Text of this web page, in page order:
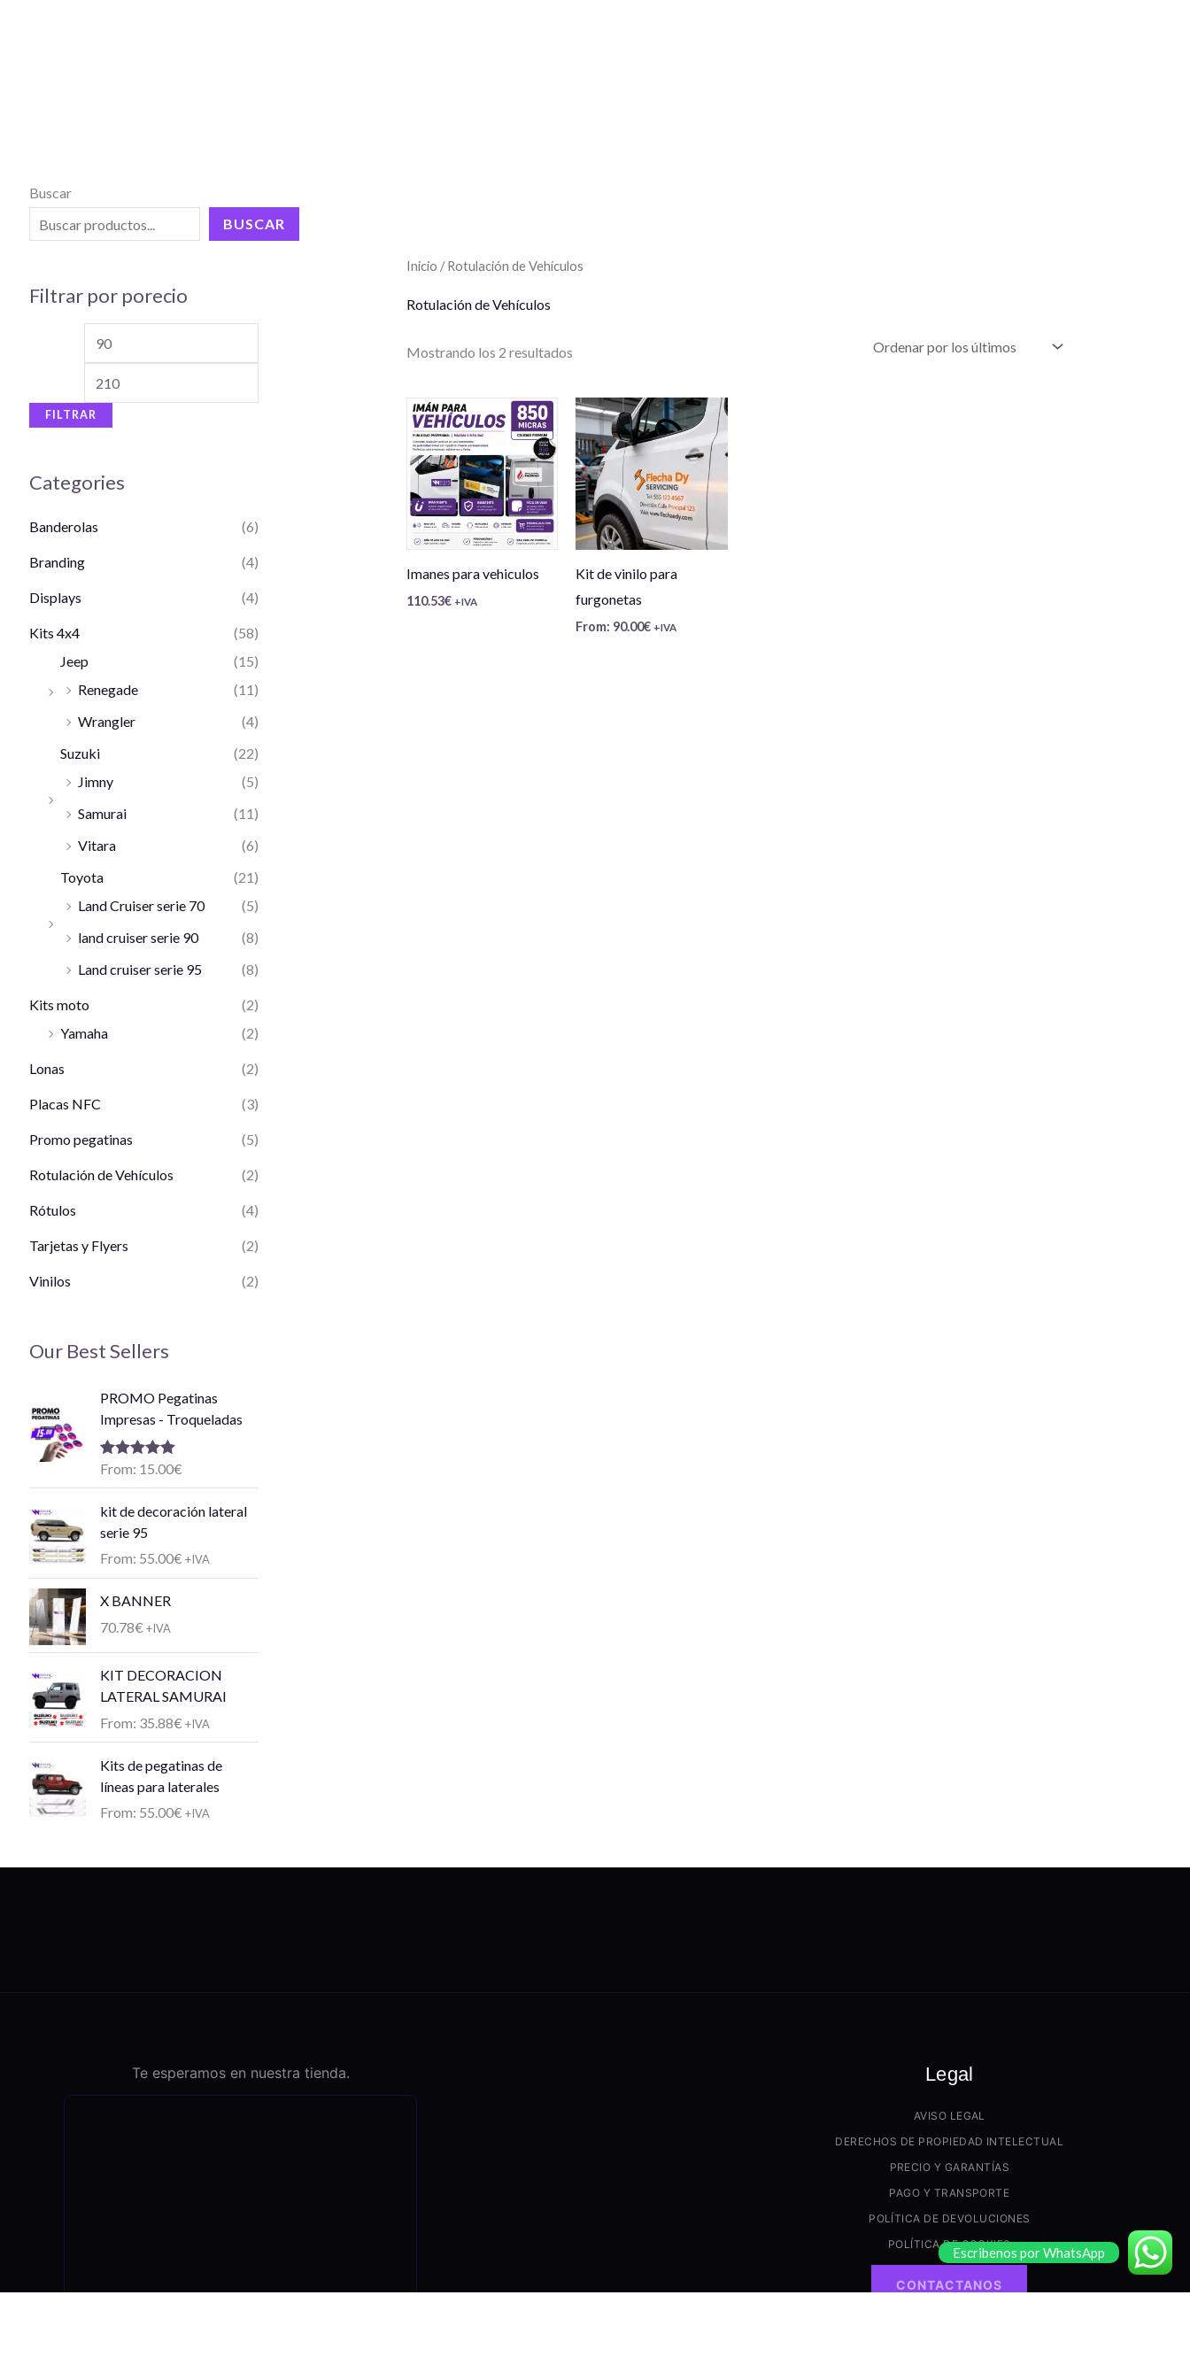
Buscar
BUSCAR
Filtrar por porecio
FILTRAR
Categories
Banderolas (6)
Branding (4)
Displays (4)
Kits 4x4
(58)
Jeep
(15)
Renegade
(11)
Wrangler
(4)
Suzuki
(22)
Jimny
(5)
Samurai
(11)
Vitara
(6)
Toyota
(21)
Land Cruiser serie 70
(5)
land cruiser serie 90
(8)
Land cruiser serie 95
(8)
Kits moto
(2)
Yamaha
(2)
Lonas (2)
Placas NFC (3)
Promo pegatinas (5)
Rotulación de Vehículos (2)
Rótulos (4)
Tarjetas y Flyers (2)
Vinilos (2)
Our Best Sellers
PROMO Pegatinas
Impresas - Troqueladas
Valorado con
From: 15.00€
kit de decoración lateral
serie 95
From: 55.00€ +IVA
X BANNER
70.78€ +IVA
KIT DECORACION
LATERAL SAMURAI
From: 35.88€ +IVA
Kits de pegatinas de
líneas para laterales
From: 55.00€ +IVA
Inicio / Rotulación de Vehículos
Rotulación de Vehículos
Mostrando los 2 resultados
Imanes para vehiculos
110.53€ +IVA
Kit de vinilo para
furgonetas
From: 90.00€ +IVA
Te esperamos en nuestra tienda. Legal
AVISO LEGAL
DERECHOS DE PROPIEDAD INTELECTUAL
PRECIO Y GARANTÍAS
PAGO Y TRANSPORTE
POLÍTICA DE DEVOLUCIONES
POLÍTICA DE COOKIES
CONTACTANOS
Escribenos por WhatsApp